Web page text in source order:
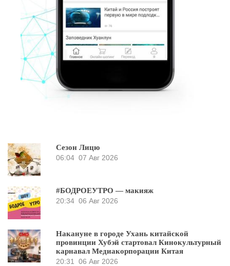
Сезон Лицю
06:04 07 Авг 2026
#БОДРОЕУТРО — макияж
20:34 06 Авг 2026
Накануне в городе Ухань китайской
провинции Хубэй стартовал Кинокультурный
карнавал Медиакорпорации Китая
20:31
06 Авг 2026